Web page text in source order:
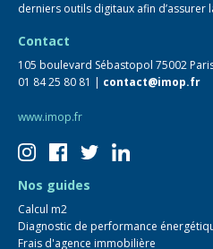
derniers outils digitaux afin
Contact
105 boulevard Sébastopol 75002
01 84 25 80 81 | contact@imop.fr
www.imop.fr
Nos guides
Calcul m2
Diagnostic de performance
Frais d'agence immobilière